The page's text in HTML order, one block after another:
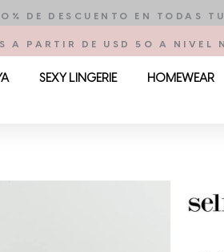
DE DESCUENTO EN TODAS
A PARTIR DE USD 50 A NIVEL
SEXY LINGERIE HOMEWEAR